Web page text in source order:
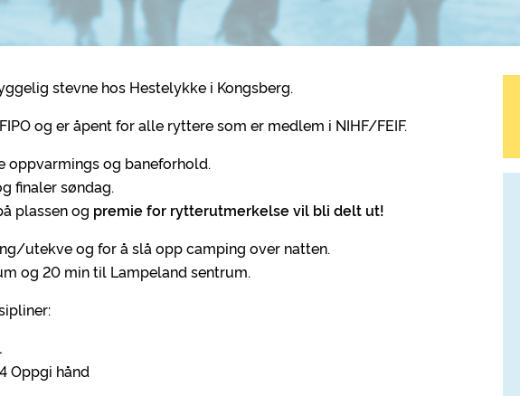
stevne hos Hestelykke i Kongsberg.
og er åpent for alle ryttere som er medlem i NIHF/FEIF.
oppvarmings og baneforhold.
finaler søndag.
plassen og premie for rytterutmerkelse vil bli delt ut!
utekve og for å slå opp camping over natten.
og 20 min til Lampeland sentrum.
Oppgi hånd